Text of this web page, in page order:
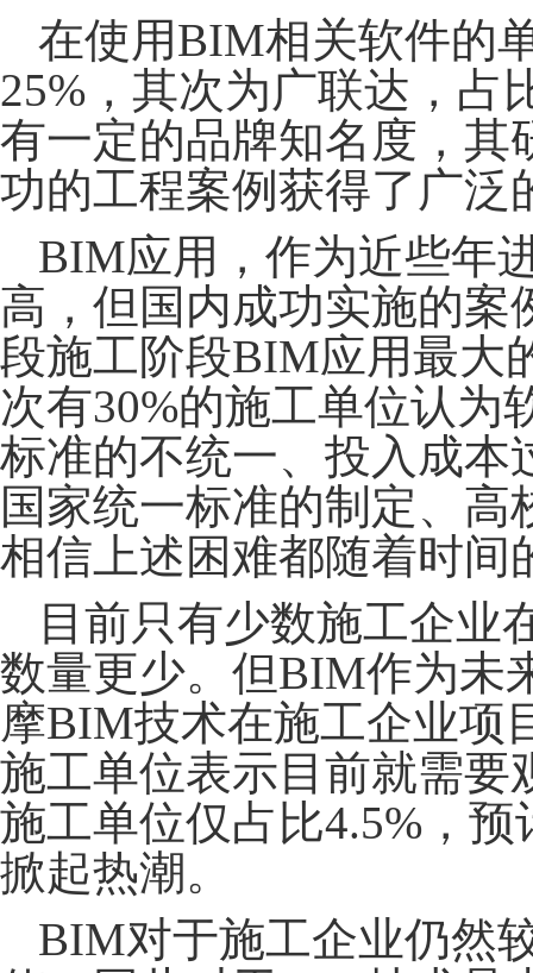
在使用BIM相关软件的
25%，其次为广联达，占
有一定的品牌知名度，其
功的工程案例获得了广泛
BIM应用，作为近些年
高，但国内成功实施的案
段施工阶段BIM应用最大
次有30%的施工单位认
标准的不统一、投入成
国家统一标准的制定、
相信上述困难都随着时间
目前只有少数施工企业
数量更少。但BIM作为未
摩BIM技术在施工企业项
施工单位表示目前就需
施工单位仅占比4.5%，
掀起热潮。
BIM对于施工企业仍然